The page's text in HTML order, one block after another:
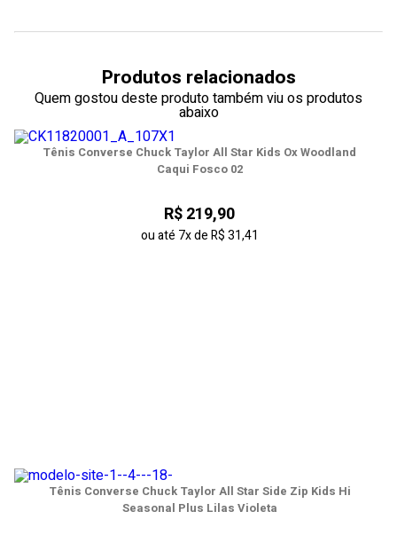
Produtos relacionados
Quem gostou deste produto também viu os produtos
abaixo
Tênis Converse Chuck Taylor All Star Kids Ox Woodland
Caqui Fosco 02
R$ 219,90
ou até 7xdeR$ 31,41
Tênis Converse Chuck Taylor All Star Side Zip Kids Hi
Seasonal Plus Lilas Violeta